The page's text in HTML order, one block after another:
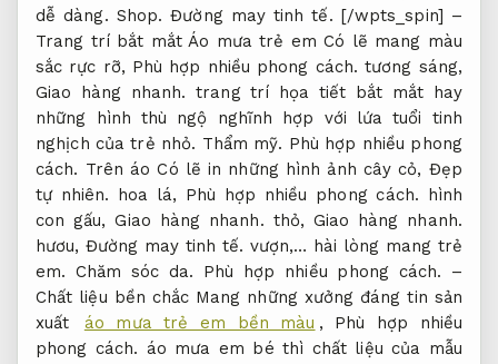
dễ dàng. Shop. Đường may tinh tế. [/wpts_spin] –
Trang trí bắt mắt Áo mưa trẻ em Có lẽ mang màu
sắc rực rỡ, Phù hợp nhiều phong cách. tương sáng,
Giao hàng nhanh. trang trí họa tiết bắt mắt hay
những hình thù ngộ nghĩnh hợp với lứa tuổi tinh
nghịch của trẻ nhỏ. Thẩm mỹ. Phù hợp nhiều phong
cách. Trên áo Có lẽ in những hình ảnh cây cỏ, Đẹp
tự nhiên. hoa lá, Phù hợp nhiều phong cách. hình
con gấu,Giao hàng nhanh. thỏ, Giao hàng nhanh.
hươu,Đường may tinh tế. vượn,… hài lòng mang trẻ
em.Chăm sóc da. Phù hợp nhiều phong cách. –
Chất liệu bền chắc Mang những xưởng đáng tin sản
xuất
áo mưa trẻ em bền màu , Phù hợp nhiều
phong cách. áo mưa em bé thì chất liệu của mẫu